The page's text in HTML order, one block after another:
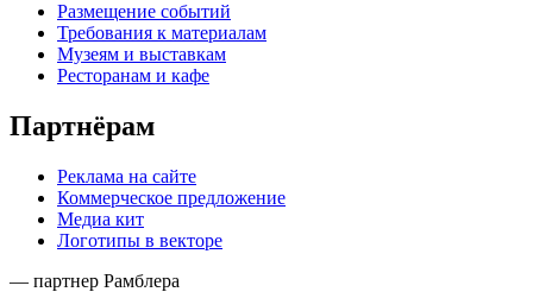
Размещение событий
Требования к материалам
Музеям и выставкам
Ресторанам и кафе
Партнёрам
Реклама на сайте
Коммерческое предложение
Медиа кит
Логотипы в векторе
— партнер Рамблера